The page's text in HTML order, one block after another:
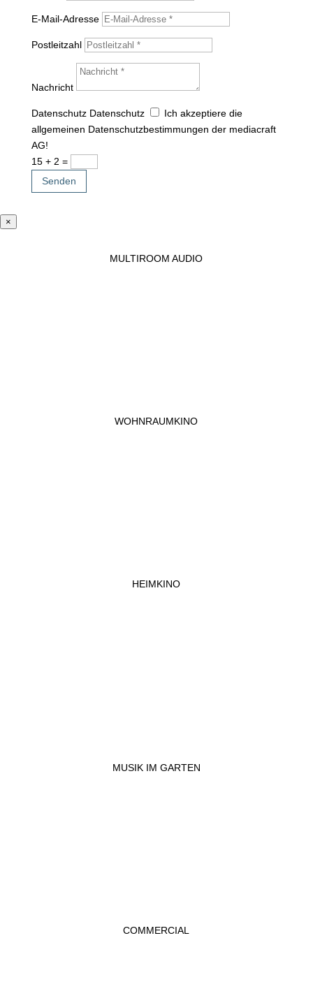
E-Mail-Adresse
Postleitzahl
Nachricht
Datenschutz Datenschutz
Ich akzeptiere die
allgemeinen Datenschutzbestimmungen der mediacraft
AG!
15 + 2 =
Senden
×
MULTIROOM AUDIO
WOHNRAUMKINO
HEIMKINO
MUSIK IM GARTEN
COMMERCIAL